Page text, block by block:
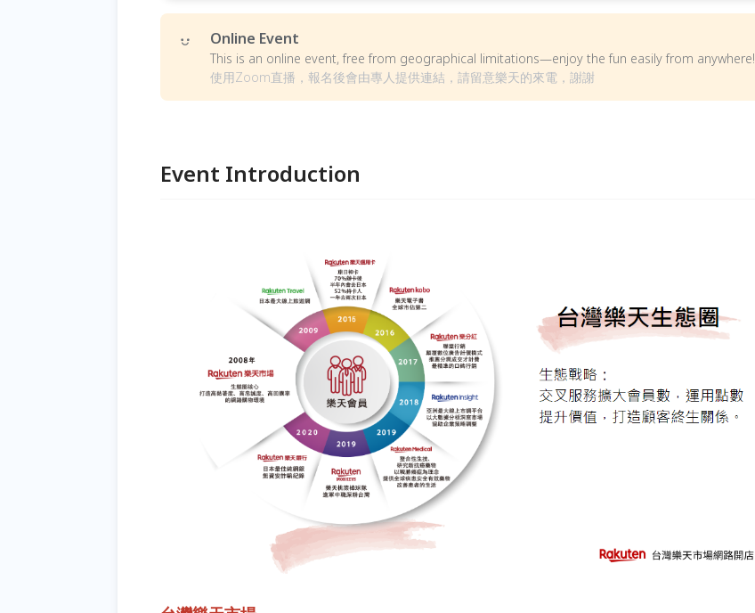
Online Event
This is an online event, free from geographical limitations—enjoy the fun easily from anywhere!
使用Zoom直播，報名後會由專人提供連結，請留意樂天的來電，謝謝
Event Introduction